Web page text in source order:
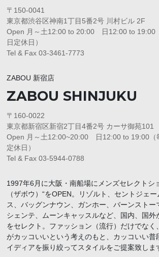
〒150-0041
東京都渋谷区神南1丁目5番2号 川村ビル 2F
Open 月～土12:00 to 20:00 日12:00 to 19:00
日定休日）
Tel & Fax 03-3461-7773
ZABOU 新宿店
ZABOU SHINJUKU
〒160-0022
東京都新宿区新宿2丁目4番2号 カーサ御苑101
Open 月～土12:00~20:00 日12:00 to 19:00（
定休日）
Tel & Fax 03-5944-0788
1997年6月に大阪・南船場にメンズセレクトシ
（ザボウ）“をOPEN。リゾルト、セントジェ
ス、バッグンナウン、ガンホー、バーンストー
シェンテ、ムーンキャッスルなど、国内、国外
をセレクト。ファッション（流行）だけでなく
がカッコいいという考えのもと、カッコいい普
イディアを振り絞ってスタイルをご提案致しま